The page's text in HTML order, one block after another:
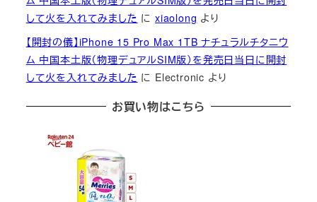
して火を入れてみました にxiaolong より
【開封の儀】iPhone 15 Pro Max 1TB ナチュラルチタニウ
ム 中国本土版（物理デュアルSIM版）を発売日当日に開封
して火を入れてみました に Electronic より
お買い物はこちら